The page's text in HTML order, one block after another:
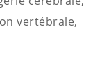
vertébrale,